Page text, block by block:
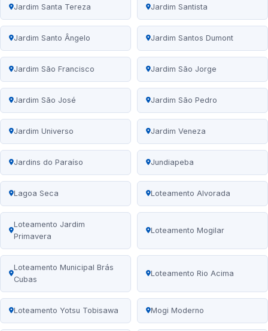
Jardim Santa Tereza Jardim Santista
Jardim Santo Ângelo Jardim Santos Dumont
Jardim São Francisco Jardim São Jorge
Jardim São José Jardim São Pedro
Jardim Universo Jardim Veneza
Jardins do Paraíso Jundiapeba
Lagoa Seca Loteamento Alvorada
Loteamento Jardim
Primavera
Loteamento Mogilar
Loteamento Municipal Brás
Cubas
Loteamento Rio Acima
Loteamento Yotsu Tobisawa Mogi Moderno